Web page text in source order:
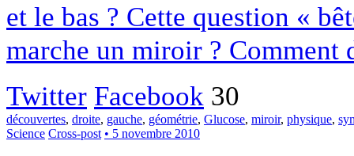
et le bas ? Cette question «
marche un miroir ?
Twitter Facebook 30
découvertes, droite, gauche, géométrie, Glucose, miroir, physique,
Science Cross-post • 5 novembre 2010